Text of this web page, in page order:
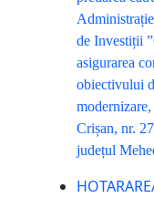
de Investiții
asigurarea
obiectivului
Crișan, nr.
județul